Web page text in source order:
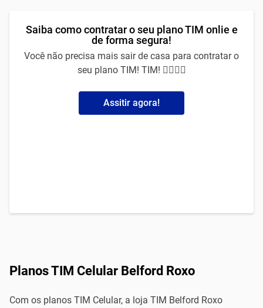
Saiba como contratar o seu plano TIM onlie e
de forma segura!
Você não precisa mais sair de casa para contratar o
seu plano TIM! TIM! 🙅‍♀️🙅‍♂️
Assitir agora!
Planos TIM Celular Belford Roxo
Com os planos TIM Celular, a loja TIM Belford Roxo